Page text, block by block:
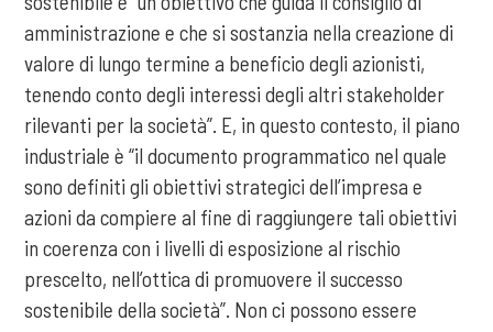
amministrazione e che si sostanzia nella creazione di
valore di lungo termine a beneficio degli azionisti,
tenendo conto degli interessi degli altri stakeholder
rilevanti per la società”. E, in questo contesto, il piano
industriale è “il documento programmatico nel quale
sono definiti gli obiettivi strategici dell’impresa e
azioni da compiere al fine di raggiungere tali obiettivi
in coerenza con i livelli di esposizione al rischio
prescelto, nell’ottica di promuovere il successo
sostenibile della società”. Non ci possono essere